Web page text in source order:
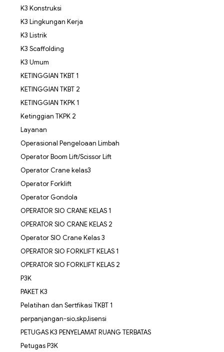
K3 Konstruksi
K3 Lingkungan Kerja
K3 Listrik
K3 Scaffolding
K3 Umum
KETINGGIAN TKBT 1
KETINGGIAN TKBT 2
KETINGGIAN TKPK 1
Ketinggian TKPK 2
Layanan
Operasional Pengeloaan Limbah
Operator Boom Lift/Scissor Lift
Operator Crane kelas3
Operator Forklift
Operator Gondola
OPERATOR SIO CRANE KELAS 1
OPERATOR SIO CRANE KELAS 2
Operator SIO Crane Kelas 3
OPERATOR SIO FORKLIFT KELAS 1
OPERATOR SIO FORKLIFT KELAS 2
P3K
PAKET K3
Pelatihan dan Sertfikasi TKBT 1
perpanjangan-sio,skp,lisensi
PETUGAS K3 PENYELAMAT RUANG TERBATAS
Petugas P3K